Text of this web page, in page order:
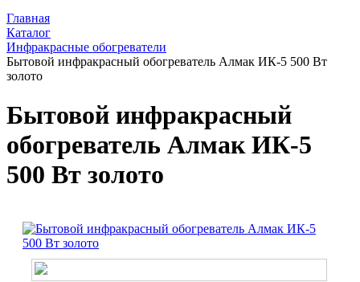
Главная
Каталог
Инфракрасные обогреватели
Бытовой инфракрасный обогреватель Алмак ИК-5 500 Вт
золото
Бытовой инфракрасный
обогреватель Алмак ИК-5
500 Вт золото